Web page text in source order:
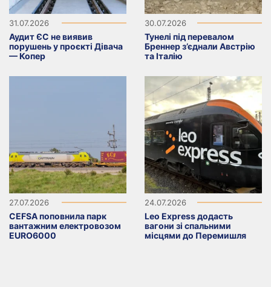
31.07.2026
Аудит ЄС не виявив
порушень у проєкті Дівача
— Копер
30.07.2026
Тунелі під перевалом
Бреннер з’єднали Австрію
та Італію
27.07.2026
CEFSA поповнила парк
вантажним електровозом
EURO6000
24.07.2026
Leo Express додасть
вагони зі спальними
місцями до Перемишля